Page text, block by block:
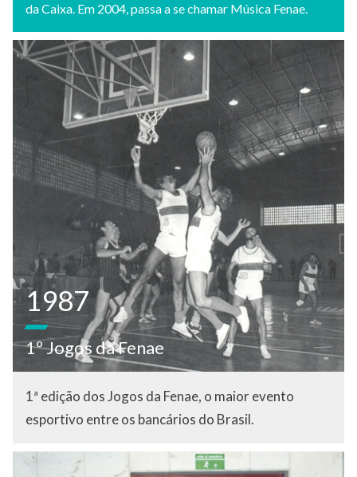
da Caixa. Em 2004, passa a se chamar Música Fenae.
1987
1º Jogos da Fenae
1ª edição dos Jogos da Fenae, o maior evento
esportivo entre os bancários do Brasil.